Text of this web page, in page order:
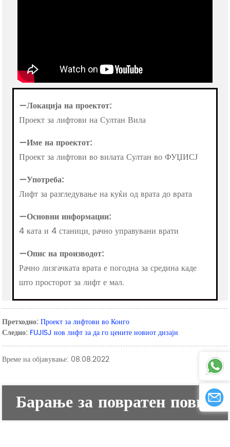
—Локација на проектот:
Проект за лифтови на Султан Вила
—Име на проектот:
Проект за лифтови во вилата Султан во ФУЏИСЈ
—Употреба:
Лифт за разгледување на куќи од врата до врата
—Основни информации:
4 ката и 4 станици, рачно управувани врати
—Опис на производот:
Рачно лизгачката врата е погодна за средина каде
што просторот за лифт е мал.
Претходно:Проект за лифтови во Конго
Следно: FUJISJ нов лифт за да го цените новиот дизајн
Време на објавување: 08.08.2022
Барање за повратен повик